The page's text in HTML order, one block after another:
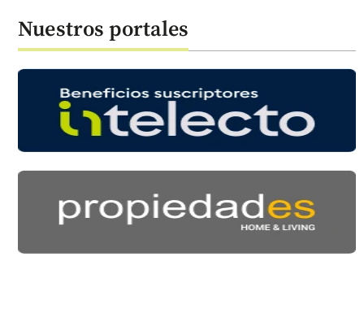
Nuestros portales